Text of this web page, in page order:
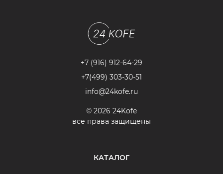
+7 (916) 912-64-29
+7(499) 303-30-51
info@24kofe.ru
© 2026 24Kofe
все права защищены
КАТАЛОГ